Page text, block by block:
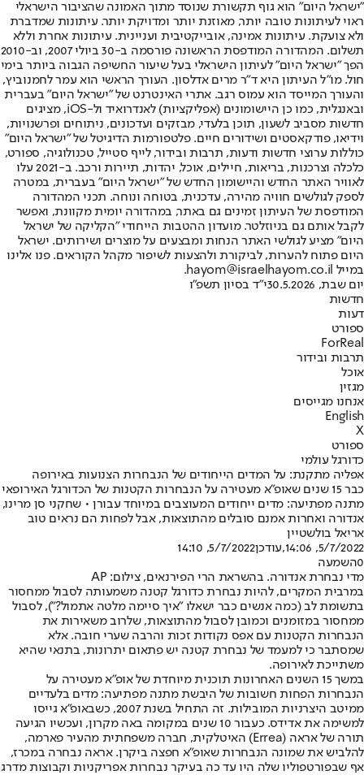
"ישראל היום" הוא גוף תקשורת שנוסד מתוך האמונה שהציבור הישראלי
ראוי לעיתונות טובה יותר, מאוזנת יותר ומדויקת יותר. עיתונות שמדברת
ולא צועקת. עיתונות אמינה, אובייקטיבית ועניינית. עיתונות אחרת וללא
תשלום. המהדורה המודפסת הראשונה פורסמה ב-30 ביולי 2007, וב-2010
הפך "ישראל היום" לעיתון הישראלי בעל שיעור החשיפה הגבוה ביותר בימי
חול. מו"ל העיתון היא ד"ר מרים אדלסון. העורך הראשי הוא עמר לחמנוביץ,
והעורך המייסד הוא עמוס רגב. אתרי האינטרנט של "ישראל היום" בעברית
ובאנגלית, כמו כן היישומונים (אפליקציות) לאנדרואיד ול-iOS, מציגים
חדשות מסביב לשעון, תוכן בלעדי, מבזקים ועדכונים, ניתוחים ופרשנויות,
וידיאו, פודקאסטים ושידורים חיים. פלטפורמות הדיגיטל של "ישראל היום"
כוללות ערוצי חדשות ודעות, תרבות ובידור, לייף סטייל, טכנולוגיה, ספורט,
כלכלה וצרכנות, בריאות, חיילים, אוכל, יהדות, תיירות ורכב. ב-2021 עלו
לאוויר האתר החדש והיישומון החדש של "ישראל היום" בעברית, במטרה
לספק לגולשים חוויה מהירה, עדכנית, בטוחה ונוחה. תכני המהדורה
המודפסת של העיתון זמינים גם באתר, במהדורה יומית מקוונת, ואפשר
לקבל אותם גם בניוזלטר. מועדון ההטבות הייחודי "הקליקה של ישראל
היום" מציע לגולשי האתר הנחות ומבצעים על מוצרים ושירותים. ישראל
היום פתוח להערות, לביקורת ולהצעות לשיפור מקהל הקוראים. פנו אלינו
במייל hayom@israelhayom.co.il.
יום שבת, 30.5.2026
י"ד בסיון תשפ"ו
חדשות
דעות
ספורט
ForReal
תרבות ובידור
אוכל
מגזין
אנחנו מגייסים
English
X
ספורט
כדורגל עולמי
אפליה מתקנת: על המדים הייחודים של הנבחרות הצנועות באירופה
כבר 15 שנים שאופ"א מעטירה על הנבחרות הקטנות של הכדורגל האירופאי
מתנה מפתיעה: מדים ייחודים המעוצבים במיוחד עבורן • שחקני סן מרינו,
אנדורה ואחרות אמנם סובלים מהתוצאות, אבל לפחות הם נראים טוב
אריאל בולשטיין
5/7/2022, 14:06
,עודכן5/7/2022, 14:10
0השמעה
מדי נבחרת אנדורה. בהשראת הרי הפירנאים, צילום: AP
במרבית המקרים, להיות נבחרת כדורגל קטנה משמעותה לסבול ממחסור
בתשומת לב (כמה אנשים כבר ישאלו "איך סיימה מלטה אתמול?"), לסבול
ממחסור במזומנים וכמובן לסבול מהתוצאות, שלרוב משאירות את
הנבחרות הקטנות עם אפס נקודות זכות והרבה שערי חובה. אלא
שמסתבר כי למעמד של נבחרת קטנה יש פתאום יתרונות, בתנאי שהיא
משתייכת לאירופה.
במשך 15 השנים האחרונות תוכנית מיוחדת של אופ"א מעטירה על
הנבחרות הפחות חשובות של היבשת מתנה מפתיעה: מדים בלעדיים
ממיטב היצרניות המובילות. זה התחיל בשנת 2007, כשבאופ"א גייסו
למשימה את אדידס. כעבור 10 שנים במקומה באה מקרון, ועכשיו הגיעה
תורה של אראה (Errea) האיטלקית, חברה משפחתית מהעיר פארמה,
להלביש את שמונה הנבחרות שאופ"א חפצה ביקרן. אראה נבחרה במכרז,
אף שבפורטפוליו שלה היו עד כה בעיקר נבחרות אפריקניות וקבוצות מדרג